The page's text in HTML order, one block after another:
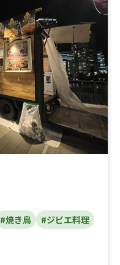
#焼き鳥
#ジビエ料理